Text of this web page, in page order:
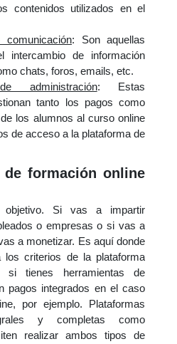
contenidos utilizados en el
comunicación: Son aquellas
intercambio de información
chats, foros, emails, etc.
administración: Estas
tanto los pagos como
los alumnos al curso online
de acceso a la plataforma de
de formación online
Si vas a impartir
o empresas o si vas a
a monetizar. Es aquí donde
los criterios de la plataforma
tienes herramientas de
pagos integrados en el caso
por ejemplo. Plataformas
y completas como
realizar ambos tipos de